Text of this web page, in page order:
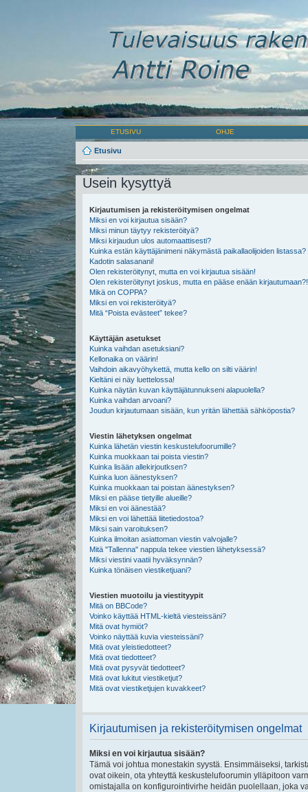
ETUSIVU OHJE
Etusivu
Usein kysyttyä
Kirjautumisen ja rekisteröitymisen ongelmat
Miksi en voi kirjautua sisään?
Miksi minun täytyy rekisteröityä?
Miksi kirjaudun ulos automaattisesti?
Kuinka estän käyttäjänimeni näkymästä paikallaolijoiden listassa?
Kadotin salasanani!
Olen rekisteröitynyt, mutta en voi kirjautua sisään!
Olen rekisteröitynyt joskus, mutta en pääse enään kirjautumaan?!
Mikä on COPPA?
Miksi en voi rekisteröityä?
Mitä “Poista evästeet” tekee?
Käyttäjän asetukset
Kuinka vaihdan asetuksiani?
Kellonaika on väärin!
Vaihdoin aikavyöhykettä, mutta kello on silti väärin!
Kieltäni ei näy luettelossa!
Kuinka näytän kuvan käyttäjätunnukseni alapuolella?
Kuinka vaihdan arvoani?
Joudun kirjautumaan sisään, kun yritän lähettää sähköpostia?
Viestin lähetyksen ongelmat
Kuinka lähetän viestin keskustelufoorumille?
Kuinka muokkaan tai poista viestin?
Kuinka lisään allekirjoutksen?
Kuinka luon äänestyksen?
Kuinka muokkaan tai poistan äänestyksen?
Miksi en pääse tietyille alueille?
Miksi en voi äänestää?
Miksi en voi lähettää liitetiedostoa?
Miksi sain varoituksen?
Kuinka ilmoitan asiattoman viestin valvojalle?
Mitä "Tallenna" nappula tekee viestien lähetyksessä?
Miksi viestini vaatii hyväksynnän?
Kuinka tönäisen viestiketjuani?
Viestien muotoilu ja viestityypit
Mitä on BBCode?
Voinko käyttää HTML-kieltä viesteissäni?
Mitä ovat hymiöt?
Voinko näyttää kuvia viesteissäni?
Mitä ovat yleistiedotteet?
Mitä ovat tiedotteet?
Mitä ovat pysyvät tiedotteet?
Mitä ovat lukitut viestiketjut?
Mitä ovat viestiketjujen kuvakkeet?
Kirjautumisen ja rekisteröitymisen ongelmat
Miksi en voi kirjautua sisään?
Tämä voi johtua monestakin syystä. Ensimmäiseksi,
ovat oikein, ota yhteyttä keskustelufoorumin ylläpitoon
omistajalla on konfigurointivirhe heidän puolellaan, joka